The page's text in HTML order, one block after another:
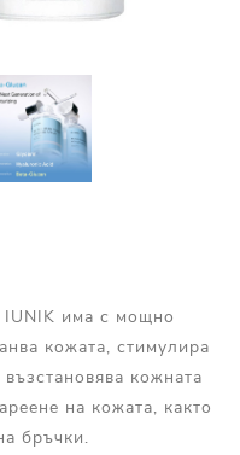
IUNIK има с мощно
кожата, стимулира
кожната
на кожата, както
бръчки.